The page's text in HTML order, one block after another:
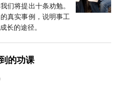
们将提出十条劝勉。
真实事例，说明事工
长的途径。
的功课